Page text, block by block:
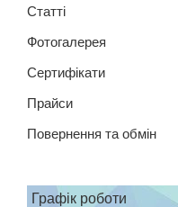
Статті
Фотогалерея
Сертифікати
Прайси
Повернення та обмін
Графік роботи